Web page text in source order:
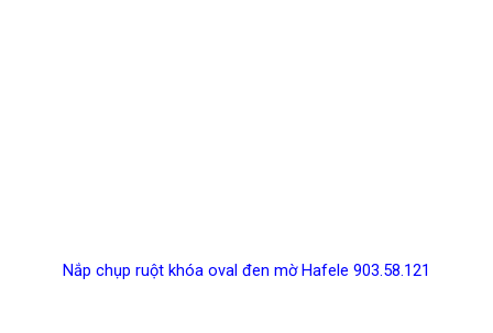
Nắp chụp ruột khóa oval đen mờ Hafele 903.58.121